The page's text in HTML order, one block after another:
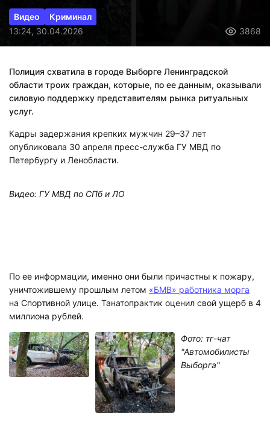
Видео
Криминал
13:24, 30.04.2026
3868
Полиция схватила в городе Выборге Ленинградской
области троих граждан, которые, по ее данным, оказывали
силовую поддержку представителям рынка ритуальных
услуг.
Кадры задержания крепких мужчин 29–37 лет
опубликовала 30 апреля пресс-служба ГУ МВД по
Петербургу и Ленобласти.
Видео: ГУ МВД по СПб и ЛО
По ее информации, именно они были причастны к пожару,
уничтожившему прошлым летом «БМВ» работника морга
на Спортивной улице. Танатопрактик оценил свой ущерб в 4
миллиона рублей.
Фото: тг-чат
"Автомобилисты
Выборга"